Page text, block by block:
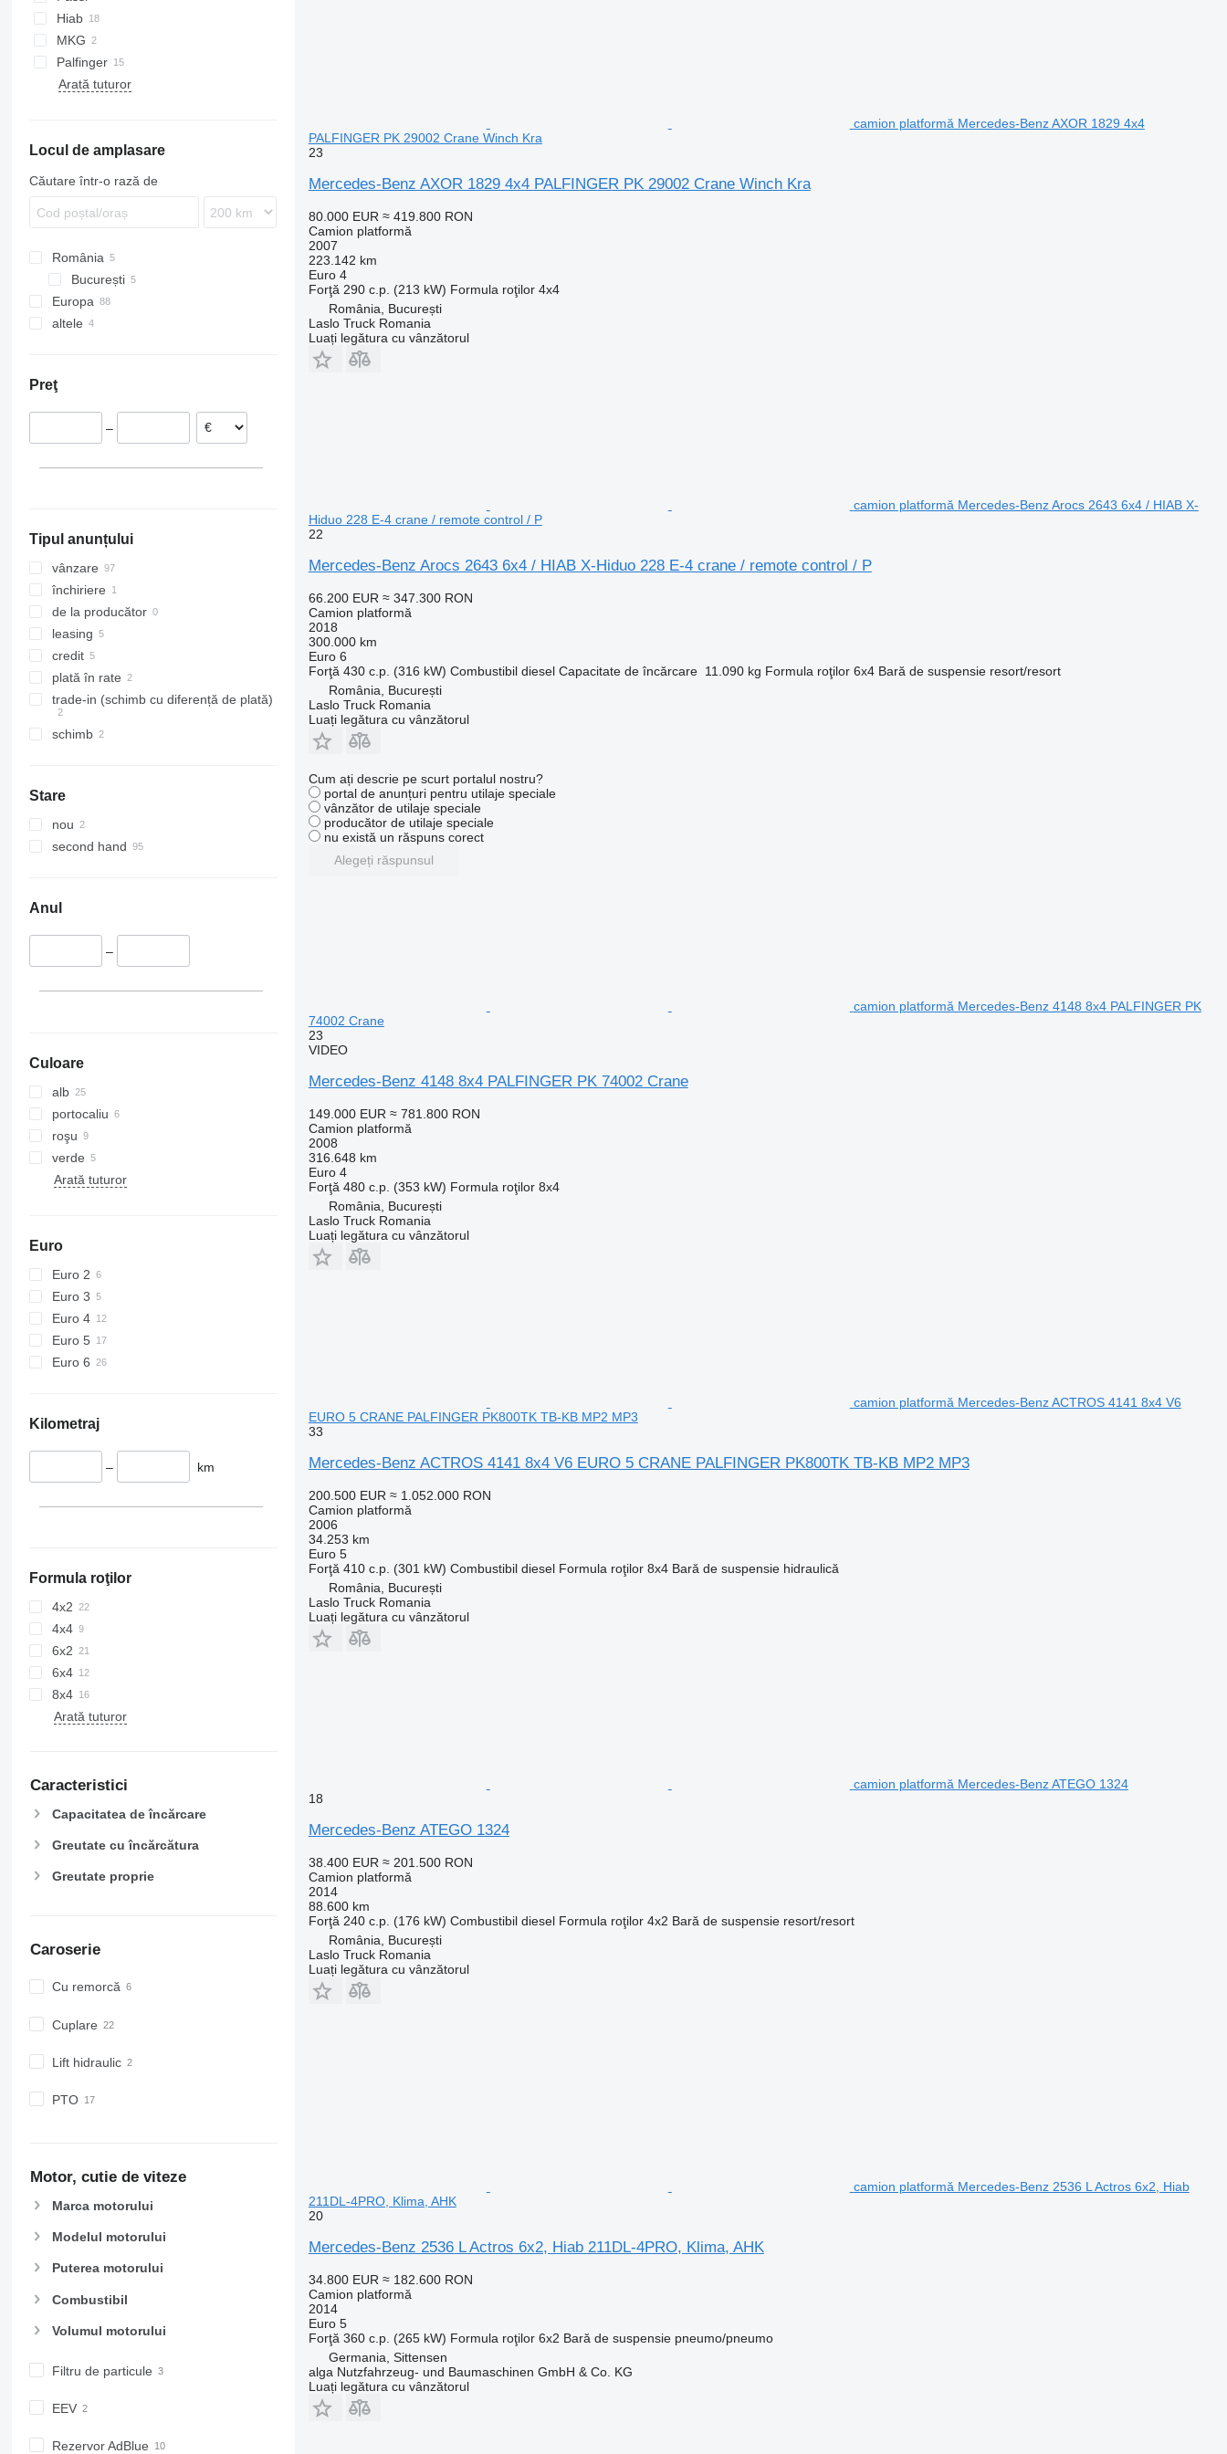
Atego 1624
Hiab
MKG
Palfinger
Arată tuturor
Locul de amplasare
Căutare într-o rază de
România
București
București
Europa
Marea Britanie
Ungaria
altele
Preţ
–
Tipul anunțului
vânzare
închiriere
de la producător
leasing
credit
plată în rate
trade-in (schimb cu diferență de plată)
schimb
Stare
nou
second hand
Anul
–
Culoare
alb
portocaliu
roşu
verde
Arată tuturor
Euro
Euro 2
Euro 3
Euro 4
Euro 5
Euro 6
Kilometraj
– km
Formula roţilor
4x2
4x4
6x2
6x4
8x4
Arată tuturor
Caracteristici
Capacitatea de încărcare
Greutate cu încărcătura
Greutate proprie
Caroserie
Cu remorcă
Cuplare
Lift hidraulic
PTO
Motor, cutie de viteze
Marca motorului
Modelul motorului
Puterea motorului
Combustibil
Volumul motorului
Filtru de particule
EEV
Rezervor AdBlue
camion platformă Mercedes-Benz AXOR 1829 4x4
PALFINGER PK 29002 Crane Winch Kra
23
Mercedes-Benz AXOR 1829 4x4 PALFINGER PK 29002 Crane Winch Kra
80.000 EUR ≈ 419.800 RON
Camion platformă
2007
223.142 km
Euro 4
Forţă 290 c.p. (213 kW) Formula roţilor 4x4
România, București
Laslo Truck Romania
Luați legătura cu vânzătorul
camion platformă Mercedes-Benz Arocs 2643 6x4 / HIAB X-
Hiduo 228 E-4 crane / remote control / P
22
Mercedes-Benz Arocs 2643 6x4 / HIAB X-Hiduo 228 E-4 crane / remote control / P
66.200 EUR ≈ 347.300 RON
Camion platformă
2018
300.000 km
Euro 6
Forţă 430 c.p. (316 kW) Combustibil diesel Capacitate de încărcare 11.090 kg Formula roţilor 6x4 Bară de suspensie resort/resort
România, București
Laslo Truck Romania
Luați legătura cu vânzătorul
Cum ați descrie pe scurt portalul nostru?
portal de anunțuri pentru utilaje speciale
vânzător de utilaje speciale
producător de utilaje speciale
nu există un răspuns corect
Alegeți răspunsul
camion platformă Mercedes-Benz 4148 8x4 PALFINGER PK
74002 Crane
23
VIDEO
Mercedes-Benz 4148 8x4 PALFINGER PK 74002 Crane
149.000 EUR ≈ 781.800 RON
Camion platformă
2008
316.648 km
Euro 4
Forţă 480 c.p. (353 kW) Formula roţilor 8x4
România, București
Laslo Truck Romania
Luați legătura cu vânzătorul
camion platformă Mercedes-Benz ACTROS 4141 8x4 V6
EURO 5 CRANE PALFINGER PK800TK TB-KB MP2 MP3
33
Mercedes-Benz ACTROS 4141 8x4 V6 EURO 5 CRANE PALFINGER PK800TK TB-KB MP2 MP3
200.500 EUR ≈ 1.052.000 RON
Camion platformă
2006
34.253 km
Euro 5
Forţă 410 c.p. (301 kW) Combustibil diesel Formula roţilor 8x4 Bară de suspensie hidraulică
România, București
Laslo Truck Romania
Luați legătura cu vânzătorul
camion platformă Mercedes-Benz ATEGO 1324
18
Mercedes-Benz ATEGO 1324
38.400 EUR ≈ 201.500 RON
Camion platformă
2014
88.600 km
Forţă 240 c.p. (176 kW) Combustibil diesel Formula roţilor 4x2 Bară de suspensie resort/resort
România, București
Laslo Truck Romania
Luați legătura cu vânzătorul
camion platformă Mercedes-Benz 2536 L Actros 6x2, Hiab
211DL-4PRO, Klima, AHK
20
Mercedes-Benz 2536 L Actros 6x2, Hiab 211DL-4PRO, Klima, AHK
34.800 EUR ≈ 182.600 RON
Camion platformă
2014
Euro 5
Forţă 360 c.p. (265 kW) Formula roţilor 6x2 Bară de suspensie pneumo/pneumo
Germania, Sittensen
alga Nutzfahrzeug- und Baumaschinen GmbH & Co. KG
Luați legătura cu vânzătorul